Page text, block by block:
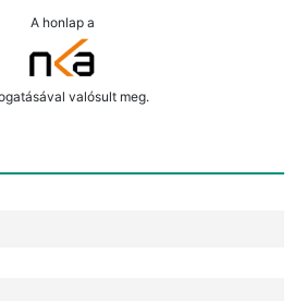
A honlap a
valósult meg.